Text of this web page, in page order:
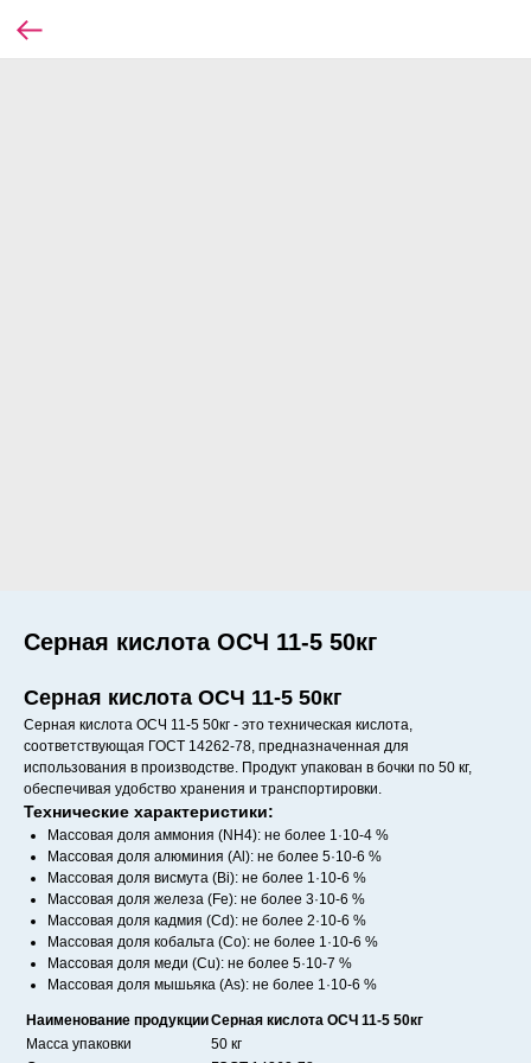
Серная кислота ОСЧ 11-5 50кг
Серная кислота ОСЧ 11-5 50кг
Серная кислота ОСЧ 11-5 50кг - это техническая кислота,
соответствующая ГОСТ 14262-78, предназначенная для
использования в производстве. Продукт упакован в бочки по 50 кг,
обеспечивая удобство хранения и транспортировки.
Технические характеристики:
Массовая доля аммония (NH4): не более 1·10-4 %
Массовая доля алюминия (Al): не более 5·10-6 %
Массовая доля висмута (Bi): не более 1·10-6 %
Массовая доля железа (Fe): не более 3·10-6 %
Массовая доля кадмия (Cd): не более 2·10-6 %
Массовая доля кобальта (Со): не более 1·10-6 %
Массовая доля меди (Сu): не более 5·10-7 %
Массовая доля мышьяка (As): не более 1·10-6 %
Наименование продукцииСерная кислота ОСЧ 11-5 50кг
Масса упаковки
50 кг